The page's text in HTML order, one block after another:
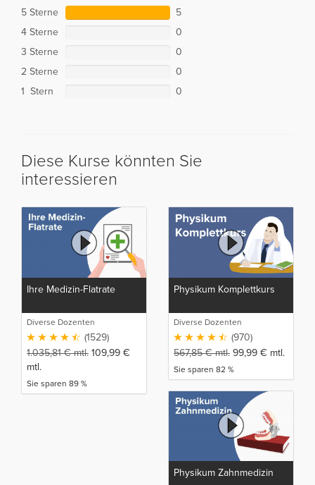
5 Sterne
5
4 Sterne
0
3 Sterne
0
2 Sterne
0
1 Stern
0
Diese Kurse könnten Sie
interessieren
Ihre Medizin-Flatrate
Diverse Dozenten
(1529)
1.035,81€mtl. 109,99 €
mtl.
Sie sparen 89 %
Physikum Komplettkurs
Diverse Dozenten
(970)
567,85€mtl. 99,99 € mtl.
Sie sparen 82 %
Physikum Zahnmedizin